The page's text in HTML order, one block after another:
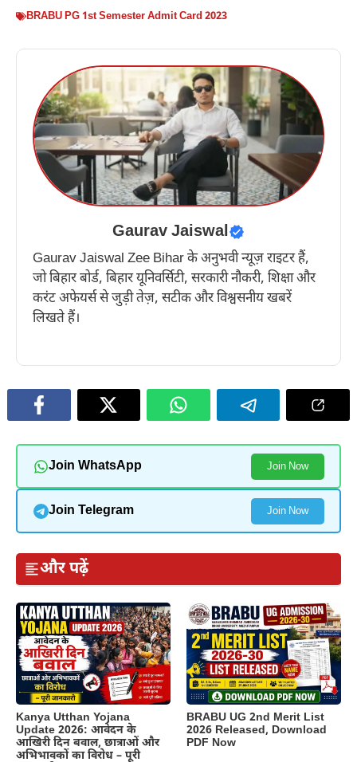
BRABU PG 1st Semester Admit Card 2023
Gaurav Jaiswal
Gaurav Jaiswal Zee Bihar के अनुभवी न्यूज़ राइटर हैं,
जो बिहार बोर्ड, बिहार यूनिवर्सिटी, सरकारी नौकरी, शिक्षा और
करंट अफेयर्स से जुड़ी तेज़, सटीक और विश्वसनीय खबरें
लिखते हैं।
Join WhatsApp Join Now
Join Telegram Join Now
और पढ़ें
Kanya Utthan Yojana
Update 2026: आवेदन के
आखिरी दिन बवाल, छात्राओं और
अभिभावकों का विरोध – पूरी
BRABU UG 2nd Merit List
2026 Released, Download
PDF Now